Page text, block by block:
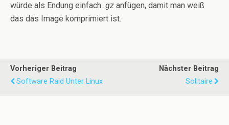
würde als Endung einfach .gz anfügen, damit man weiß
das das Image komprimiert ist.
Vorheriger Beitrag
Software Raid Unter Linux
Nächster Beitrag
Solitaire